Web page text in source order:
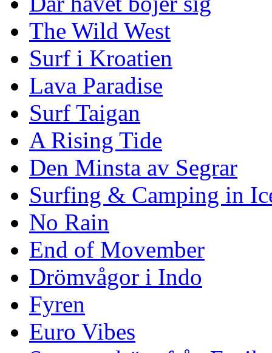
The Wild West
Surf i Kroatien
Lava Paradise
Surf Taigan
A Rising Tide
Den Minsta av Segrar
Surfing & Camping in
No Rain
End of Movember
Drömvågor i Indo
Fyren
Euro Vibes